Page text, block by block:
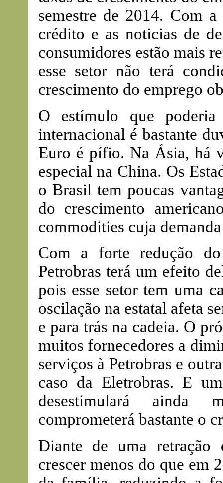
semestre de 2014. Com
crédito e as noticias de
consumidores estão mais
esse setor não terá
crescimento do emprego
O estímulo que
internacional é bastante
Euro é pífio. Na Ásia, há
especial na China. Os
o Brasil tem poucas
do crescimento
commodities cuja
Com a forte redução
Petrobras terá um efeito
pois esse setor tem uma
oscilação na estatal afeta
e para trás na cadeia. O
muitos fornecedores a
serviços à Petrobras e
caso da Eletrobras. E
desestimulará ainda
comprometerá bastante o
Diante de uma retração
crescer menos do que em